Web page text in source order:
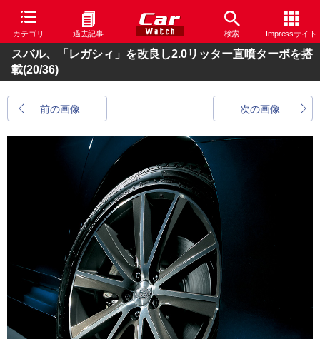
カテゴリ 過去記事 検索 Impressサイト
スバル、「レガシィ」を改良し2.0リッター直噴ターボを搭
載(20/36)
前の画像 次の画像